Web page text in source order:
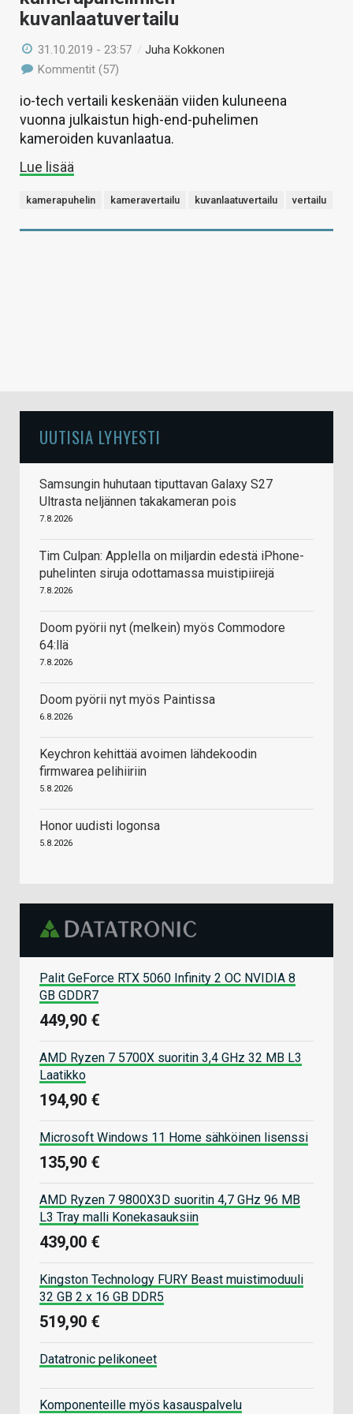
kuvanlaatuvertailu
31.10.2019 - 23:57 /Juha Kokkonen
Kommentit (57)
io-tech vertaili keskenään viiden kuluneena
vuonna julkaistun high-end-puhelimen
kameroiden kuvanlaatua.
Lue lisää
kamerapuhelin kameravertailu kuvanlaatuvertailu vertailu
UUTISIA LYHYESTI
Samsungin huhutaan tiputtavan Galaxy S27
Ultrasta neljännen takakameran pois
7.8.2026
Tim Culpan: Applella on miljardin edestä iPhone-
puhelinten siruja odottamassa muistipiirejä
7.8.2026
Doom pyörii nyt (melkein) myös Commodore
64:llä
7.8.2026
Doom pyörii nyt myös Paintissa
6.8.2026
Keychron kehittää avoimen lähdekoodin
firmwarea pelihiiriin
5.8.2026
Honor uudisti logonsa
5.8.2026
Palit GeForce RTX 5060 Infinity 2 OC NVIDIA 8
GB GDDR7
449,90 €
AMD Ryzen 7 5700X suoritin 3,4 GHz 32 MB L3
Laatikko
194,90 €
Microsoft Windows 11 Home sähköinen lisenssi
135,90 €
AMD Ryzen 7 9800X3D suoritin 4,7 GHz 96 MB
L3 Tray malli Konekasauksiin
439,00 €
Kingston Technology FURY Beast muistimoduuli
32 GB 2 x 16 GB DDR5
519,90 €
Datatronic pelikoneet
Komponenteille myös kasauspalvelu